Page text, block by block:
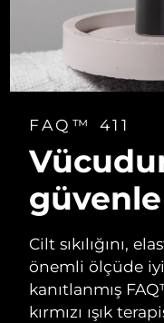
FAQ™ 411
güvenle
Cilt sıkılığını,
önemli ölçüde
kanıtlanmış
kırmızı ışık